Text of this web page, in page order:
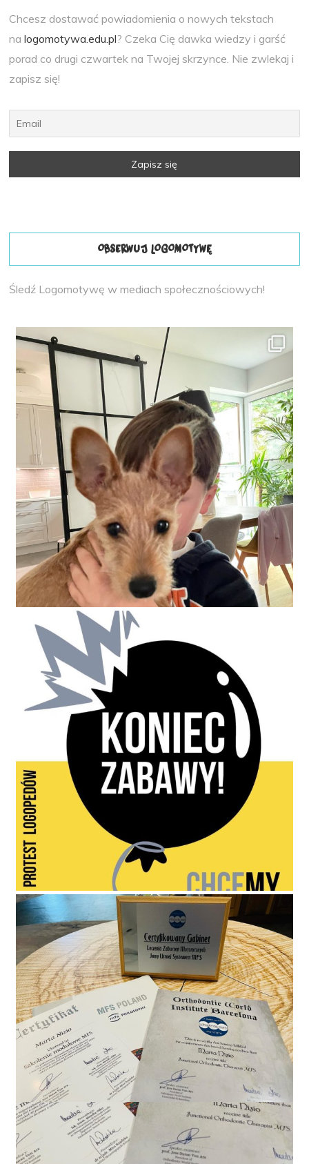
Chcesz dostawać powiadomienia o nowych tekstach
nalogomotywa.edu.pl? Czeka Cię dawka wiedzy i garść
porad co drugi czwartek na Twojej skrzynce. Nie zwlekaj i
zapisz się!
OBSERWUJ LOGOMOTYWĘ
Śledź Logomotywę w mediach społecznościowych!